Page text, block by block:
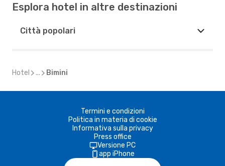
Esplora hotel in altre destinazioni
Città popolari
Hotel ... Bimini
Termini e condizioni
Politica in materia di cookie
Informativa sulla privacy
Press office
Versione PC
app iPhone